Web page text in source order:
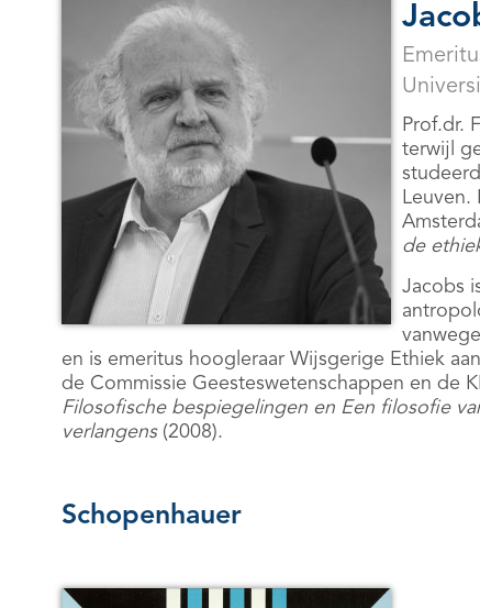
Prof.dr.
terwijl
Leuven.
de
Jacobs
en is emeritus hoogleraar Wijsgerige Ethiek
de Commissie Geesteswetenschappen en de
Filosofische bespiegelingen en Een filosofie
verlangens(2008).
Schopenhauer